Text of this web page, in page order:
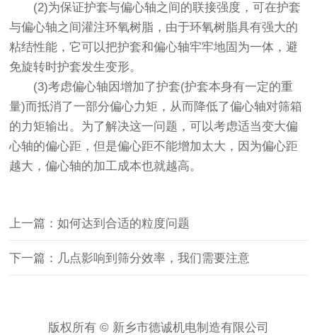
(2)为保证护套与偏心轴之间的联接强度，可在护套
与偏心轴之间灌注环氧树脂，由于环氧树脂具有强大的
粘结性能，它可以把护套和偏心轴牢牢地固为一体，避
免旋转时护套发生变形。
(3)考虑偏心轴因增加了护套(护套本身有一定的重
量)而抵消了一部分偏心力矩，从而降低了偏心轴对筛箱
的力矩输出。为了解决这一问题，可以考虑适当变大偏
心轴的偏心距，但是偏心距不能增加太大，因为偏心距
越大，偏心轴的加工成本也就越高。
上一篇：如何达到合适的粒度问题
下一篇：几点影响到筛分效率，我们需要注意
版权所有 © 新乡市德诚机电制造有限公司